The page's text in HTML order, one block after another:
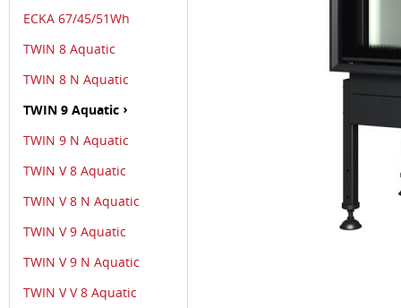
ECKA 67/45/51Wh
TWIN 8 Aquatic
TWIN 8 N Aquatic
TWIN 9 Aquatic
TWIN 9 N Aquatic
TWIN V 8 Aquatic
TWIN V 8 N Aquatic
TWIN V 9 Aquatic
TWIN V 9 N Aquatic
TWIN V V 8 Aquatic